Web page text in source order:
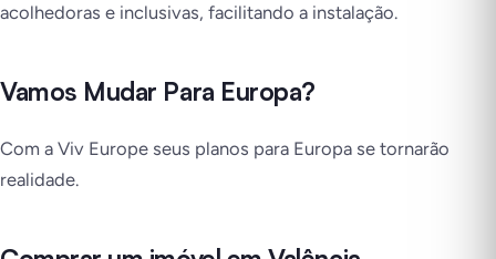
acolhedoras e inclusivas, facilitando a instalação.
Vamos Mudar Para Europa?
Com a Viv Europe seus planos para Europa se tornarão
realidade.